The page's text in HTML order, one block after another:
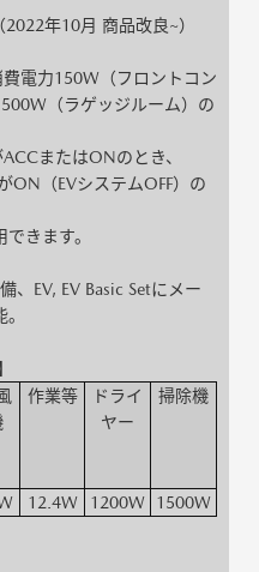
年10月 商品改良~）
電力150W（フロントコン
（ラゲッジルーム）の
またはONのとき、
ON（EVシステムOFF）の
きます。
、EV, EV Basic Setにメー
作業等
ドライ
ヤー
掃除機
12.4W 1200W 1500W